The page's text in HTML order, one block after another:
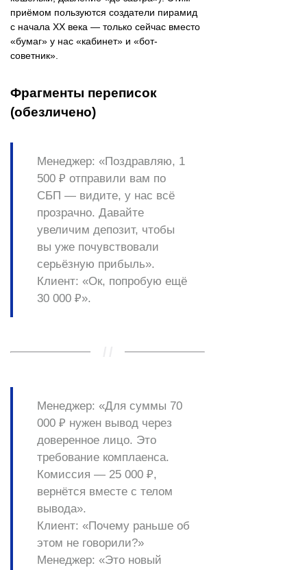
приёмом пользуются создатели пирамид
с начала ХХ века — только сейчас вместо
«бумаг» у нас «кабинет» и «бот-
советник».
Фрагменты переписок
(обезличено)
Менеджер: «Поздравляю, 1
500 ₽ отправили вам по
СБП — видите, у нас всё
прозрачно. Давайте
увеличим депозит, чтобы
вы уже почувствовали
серьёзную прибыль».
Клиент: «Ок, попробую ещё
30 000 ₽».
Менеджер: «Для суммы 70
000 ₽ нужен вывод через
доверенное лицо. Это
требование комплаенса.
Комиссия — 25 000 ₽,
вернётся вместе с телом
вывода».
Клиент: «Почему раньше об
этом не говорили?»
Менеджер: «Это новый